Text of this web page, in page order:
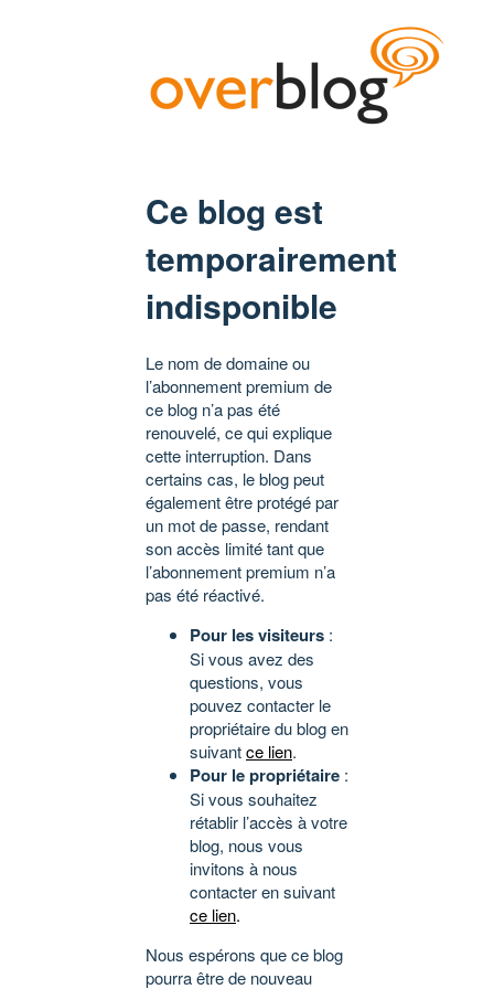
Ce blog est
temporairement
indisponible
Le nom de domaine ou
l’abonnement premium de
ce blog n’a pas été
renouvelé, ce qui explique
cette interruption. Dans
certains cas, le blog peut
également être protégé par
un mot de passe, rendant
son accès limité tant que
l’abonnement premium n’a
pas été réactivé.
Pour les visiteurs :
Si vous avez des
questions, vous
pouvez contacter le
propriétaire du blog en
suivantce lien.
Pour le propriétaire :
Si vous souhaitez
rétablir l’accès à votre
blog, nous vous
invitons à nous
contacter en suivant
ce lien.
Nous espérons que ce blog
pourra être de nouveau